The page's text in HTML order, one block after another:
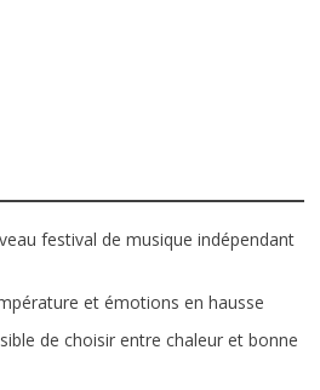
festival de musique indépendant
et émotions en hausse
de choisir entre chaleur et bonne